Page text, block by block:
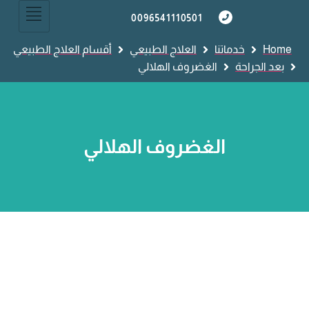
0096541110501
Home خدماتنا العلاج الطبيعي
أقسام العلاج الطبيعي
بعد الجراحة
الغضروف الهلالي
الغضروف الهلالي